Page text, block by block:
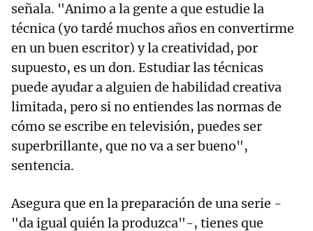
señala. "Animo a la gente a que estudie la
técnica (yo tardé muchos años en convertirme
en un buen escritor) y la creatividad, por
supuesto, es un don. Estudiar las técnicas
puede ayudar a alguien de habilidad creativa
limitada, pero si no entiendes las normas de
cómo se escribe en televisión, puedes ser
superbrillante, que no va a ser bueno",
sentencia.
Asegura que en la preparación de una serie -
"da igual quién la produzca"-, tienes que